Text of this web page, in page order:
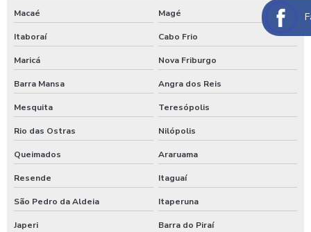
Germicida para carros
Higienização automotiva
Higienização automotiva contra covid 19
Higienização automotiva preço
Higienização automotiva a seco
Higienização automotiva valor
Higienização automotiva a vapor
Higienização de carros preço
Macaé Magé
Itaboraí Cabo Frio
Maricá Nova Friburgo
Barra Mansa Angra dos Reis
Mesquita Teresópolis
Rio das Ostras Nilópolis
Queimados Araruama
Resende Itaguaí
São Pedro da Aldeia Itaperuna
Japeri Barra do Piraí